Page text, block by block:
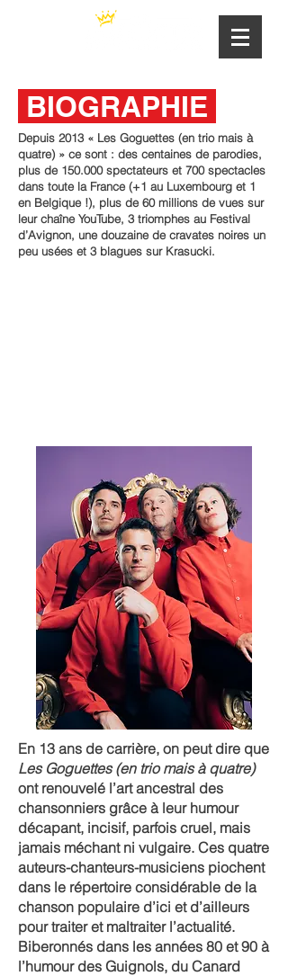
BIOGRAPHIE
Depuis 2013 « Les Goguettes (en trio mais à
quatre) » ce sont : des centaines de parodies,
plus de 150.000 spectateurs et 700 spectacles
dans toute la France (+1 au Luxembourg et 1
en Belgique !), plus de 60 millions de vues sur
leur chaîne YouTube, 3 triomphes au Festival
d’Avignon, une douzaine de cravates noires un
peu usées et 3 blagues sur Krasucki.
En 13 ans de carrière, on peut dire que
Les Goguettes (en trio mais à quatre)
ont renouvelé l’art ancestral des
chansonniers grâce à leur humour
décapant, incisif, parfois cruel, mais
jamais méchant ni vulgaire. Ces quatre
auteurs-chanteurs-musiciens piochent
dans le répertoire considérable de la
chanson populaire d’ici et d’ailleurs
pour traiter et maltraiter l’actualité.
Biberonnés dans les années 80 et 90 à
l’humour des Guignols, du Canard